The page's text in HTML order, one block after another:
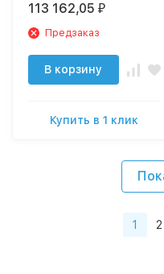
1/2" до 1 1/4")
113 162,05 ₽
Предзаказ
В корзину
Купить в 1 клик
1 2